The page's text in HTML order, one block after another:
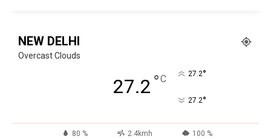
NEW DELHI
Overcast Clouds
27.2 °C 27.2°
27.2°
80 % 2.4kmh 100 %